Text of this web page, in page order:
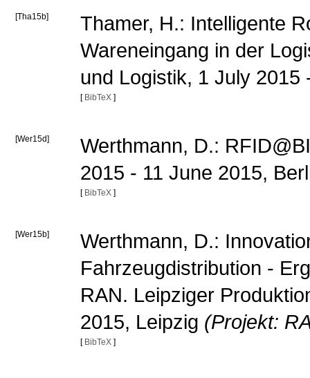
[Tha15b]
Thamer, H.: Intelligente
Wareneingang in der
und Logistik, 1 July
[ BibTeX ]
[Wer15d]
Werthmann, D.:
2015 - 11 June 2015,
[ BibTeX ]
[Wer15b]
Werthmann, D.:
Fahrzeugdistribution -
RAN. Leipziger
2015, Leipzig (Projekt:
[ BibTeX ]